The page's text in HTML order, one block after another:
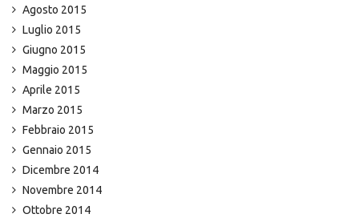
Agosto 2015
Luglio 2015
Giugno 2015
Maggio 2015
Aprile 2015
Marzo 2015
Febbraio 2015
Gennaio 2015
Dicembre 2014
Novembre 2014
Ottobre 2014